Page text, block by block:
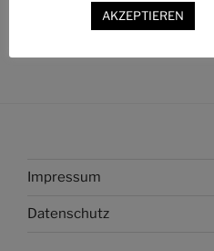
Impressum
Datenschutz
AKZEPTIEREN